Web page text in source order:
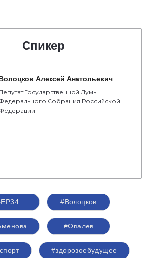
Спикер
Волоцков Алексей Анатольевич
Депутат Государственной Думы
Федерального Собрания Российской
Федерации
#Волоцков
#Опалев
#здоровоебудущее